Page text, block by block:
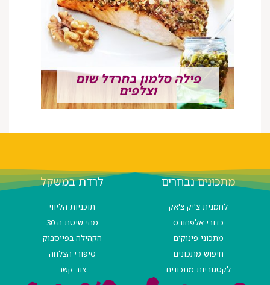
פילה סלמון בחרדל שום
וצלפים
מתכונים נבחרים
לחמנית צ'יק צ'אק
כדורי אלפחורס
מתכוני פינוקים
חיפוש מתכונים
לקטגוריות מתכונים
לרדת במשקל
תוכניות הליווי
מהי שיטת ה 30
הקהילה בפייסבוק
סיפורי הצלחה
צור קשר